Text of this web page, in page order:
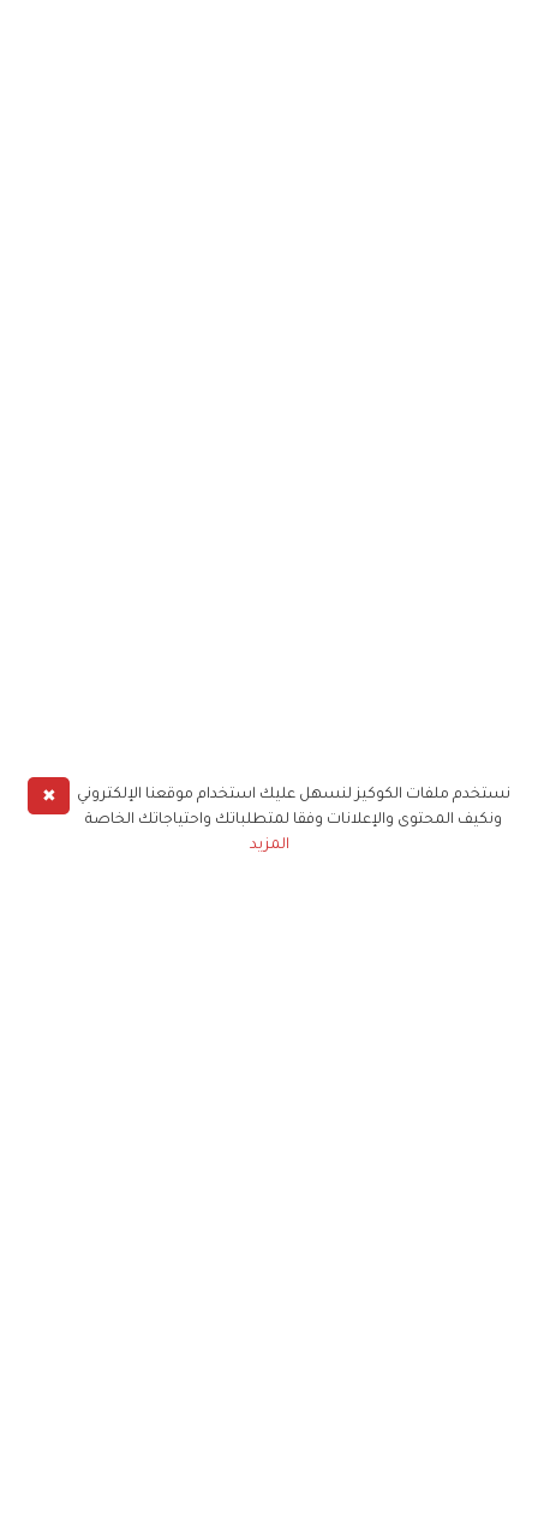
✖
نستخدم ملفات الكوكيز لنسهل عليك استخدام موقعنا الإلكتروني
ونكيف المحتوى والإعلانات وفقا لمتطلباتك واحتياجاتك الخاصة
المزيد